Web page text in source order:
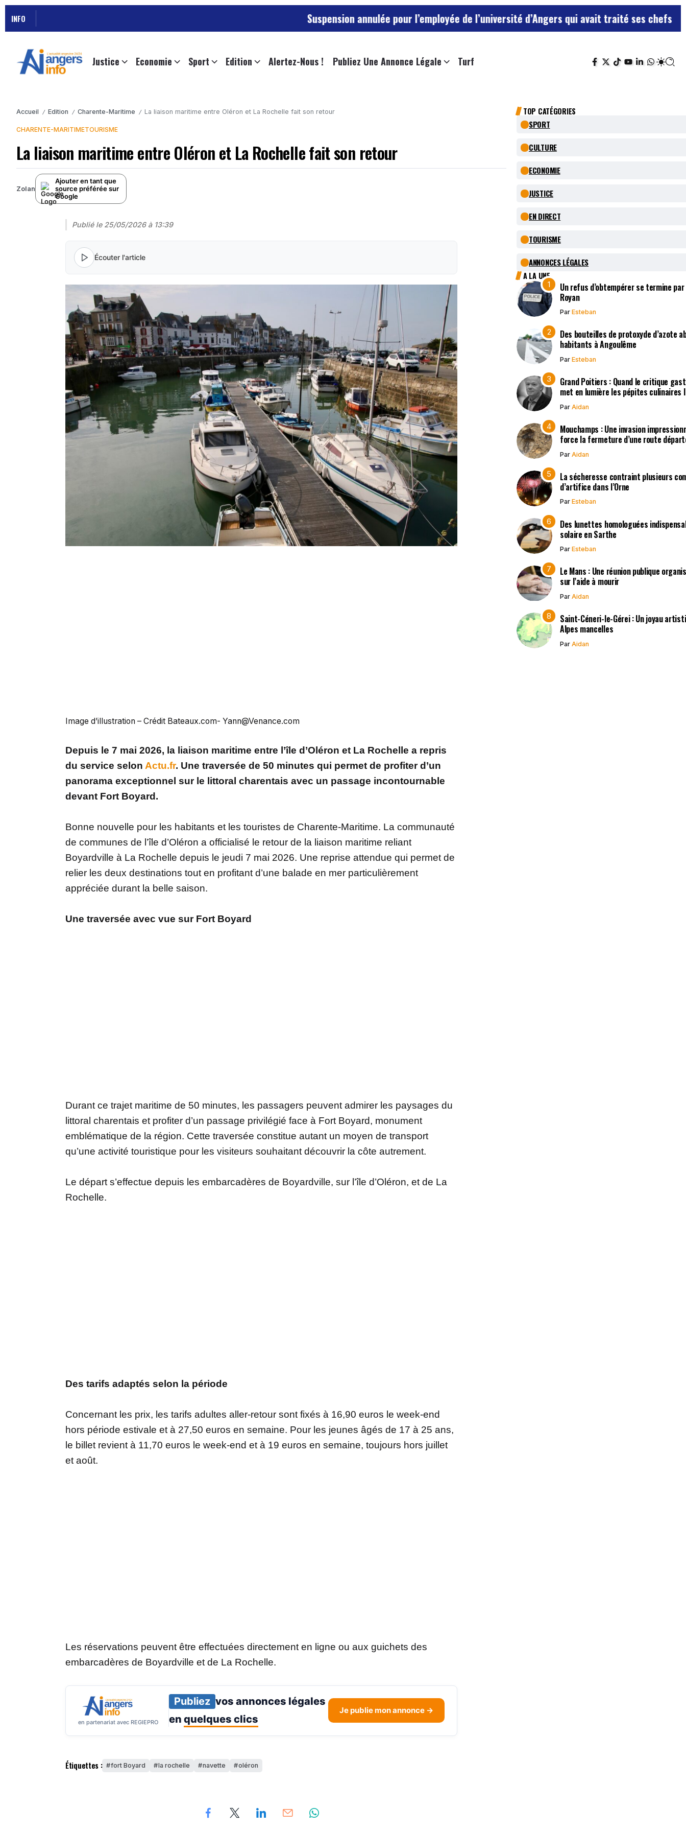
INFO Suspension annulée pour l’employée de l’université d’Angers qui avait traité ses chefs de “chiens”Le
Justice Economie Sport Edition Alertez-Nous ! Publiez Une Annonce Légale Turf
Accueil / Edition / Charente-Maritime / La liaison maritime entre Oléron et La Rochelle fait son retour
CHARENTE-MARITIMETOURISME
La liaison maritime entre Oléron et La Rochelle fait son retour
Zolan
Ajouter en tant que
source préférée sur
Google
Publié le 25/05/2026 à 13:39
Écouter l'article
Image d’illustration – Crédit Bateaux.com- Yann@Venance.com
Depuis le 7 mai 2026, la liaison maritime entre l’île d’Oléron et La Rochelle a repris
du service selon Actu.fr. Une traversée de 50 minutes qui permet de profiter d’un
panorama exceptionnel sur le littoral charentais avec un passage incontournable
devant Fort Boyard.
Bonne nouvelle pour les habitants et les touristes de Charente-Maritime. La communauté
de communes de l’île d’Oléron a officialisé le retour de la liaison maritime reliant
Boyardville à La Rochelle depuis le jeudi 7 mai 2026. Une reprise attendue qui permet de
relier les deux destinations tout en profitant d’une balade en mer particulièrement
appréciée durant la belle saison.
Une traversée avec vue sur Fort Boyard
Durant ce trajet maritime de 50 minutes, les passagers peuvent admirer les paysages du
littoral charentais et profiter d’un passage privilégié face à Fort Boyard, monument
emblématique de la région. Cette traversée constitue autant un moyen de transport
qu’une activité touristique pour les visiteurs souhaitant découvrir la côte autrement.
Le départ s’effectue depuis les embarcadères de Boyardville, sur l’île d’Oléron, et de La
Rochelle.
Des tarifs adaptés selon la période
Concernant les prix, les tarifs adultes aller-retour sont fixés à 16,90 euros le week-end
hors période estivale et à 27,50 euros en semaine. Pour les jeunes âgés de 17 à 25 ans,
le billet revient à 11,70 euros le week-end et à 19 euros en semaine, toujours hors juillet
et août.
Les réservations peuvent être effectuées directement en ligne ou aux guichets des
embarcadères de Boyardville et de La Rochelle.
en partenariat avec REGIEPRO
Publiez vos annonces légales
en quelques clics
Je publie mon annonce →
Étiquettes : fort Boyard la rochelle navette oléron
TOP CATÉGORIES
SPORT
CULTURE
ECONOMIE
JUSTICE
EN DIRECT
TOURISME
ANNONCES LÉGALES
A LA UNE
Un refus d’obtempérer se termine
Royan
Par Esteban
Des bouteilles de protoxyde d’azote
habitants à Angoulême
Par Esteban
Grand Poitiers : Quand le critique
met en lumière les pépites culinaires
Par Aidan
Mouchamps : Une invasion
force la fermeture d’une route
Par Aidan
La sécheresse contraint plusieurs
d’artifice dans l’Orne
Par Esteban
Des lunettes homologuées
solaire en Sarthe
Par Esteban
Le Mans : Une réunion publique
sur l’aide à mourir
Par Aidan
Saint-Céneri-le-Gérei : Un joyau
Alpes mancelles
Par Aidan